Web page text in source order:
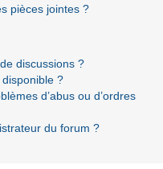
pièces jointes ?
discussions ?
disponible ?
d’abus ou d’ordres
du forum ?